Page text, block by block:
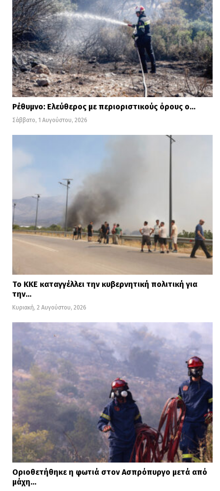
Ρέθυμνο: Ελεύθερος με περιοριστικούς όρους ο…
Σάββατο, 1 Αυγούστου, 2026
Το ΚΚΕ καταγγέλλει την κυβερνητική πολιτική για
την…
Κυριακή, 2 Αυγούστου, 2026
Οριοθετήθηκε η φωτιά στον Ασπρόπυργο μετά από
μάχη…